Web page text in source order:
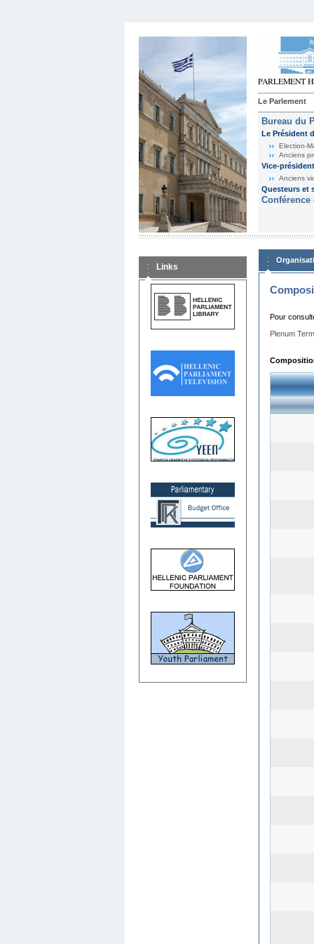
Le Parlement
Bureau du
Le Président
Election-
Anciens
Vice-
Anciens
Questeurs et
Links
Pour
Plenum